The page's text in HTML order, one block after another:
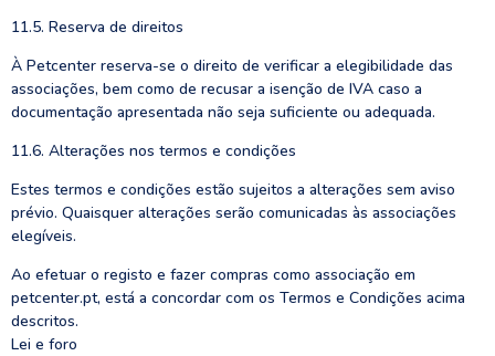
11.5. Reserva de direitos
À Petcenter reserva-se o direito de verificar a elegibilidade das
associações, bem como de recusar a isenção de IVA caso a
documentação apresentada não seja suficiente ou adequada.
11.6. Alterações nos termos e condições
Estes termos e condições estão sujeitos a alterações sem aviso
prévio. Quaisquer alterações serão comunicadas às associações
elegíveis.
Ao efetuar o registo e fazer compras como associação em
petcenter.pt, está a concordar com os Termos e Condições acima
descritos.
Lei e foro